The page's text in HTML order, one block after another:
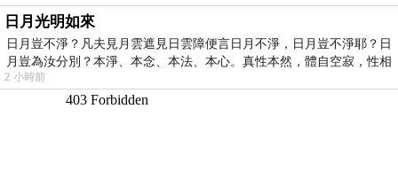
日月光明如來
日月豈不淨？凡夫見月雲遮見日雲障便言日月不淨，日月豈不淨耶？日
月豈為汝分別？本淨、本念、本法、本心。真性本然，體自空寂，性相
2 小時前